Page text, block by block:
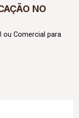
NO
ou Comercial para